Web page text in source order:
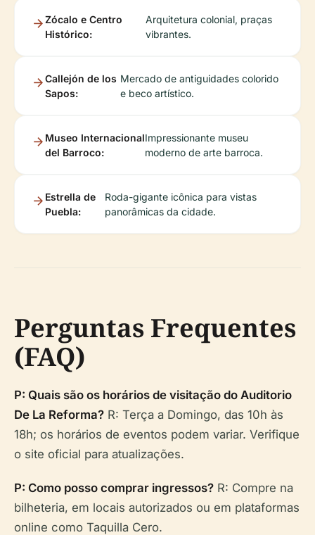
Zócalo e Centro
Histórico:
Arquitetura colonial, praças
vibrantes.
Callejón de los
Sapos:
Mercado de antiguidades colorido
e beco artístico.
Museo Internacional
del Barroco:
Impressionante museu
moderno de arte barroca.
Estrella de
Puebla:
Roda-gigante icônica para vistas
panorâmicas da cidade.
Perguntas Frequentes
(FAQ)
P: Quais são os horários de visitação do Auditorio
De La Reforma? R: Terça a Domingo, das 10h às
18h; os horários de eventos podem variar. Verifique
o site oficial para atualizações.
P: Como posso comprar ingressos? R: Compre na
bilheteria, em locais autorizados ou em plataformas
online como Taquilla Cero.